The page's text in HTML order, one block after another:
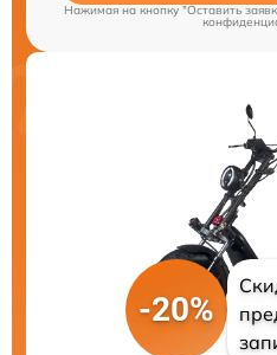
Нажимая на кнопку "Оставить
-20%